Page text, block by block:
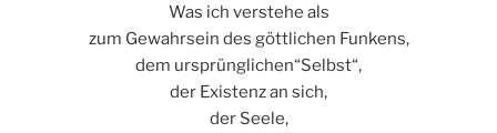
Was ich verstehe als
zum Gewahrsein des göttlichen Funkens,
dem ursprünglichen“Selbst“,
der Existenz an sich,
der Seele,